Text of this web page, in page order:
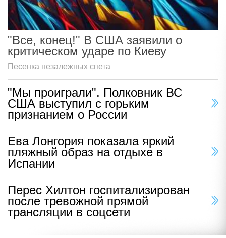
"Все, конец!" В США заявили о
критическом ударе по Киеву
Песенка незалежных спета
"Мы проиграли". Полковник ВС
США выступил с горьким
признанием о России
Ева Лонгория показала яркий
пляжный образ на отдыхе в
Испании
Перес Хилтон госпитализирован
после тревожной прямой
трансляции в соцсети